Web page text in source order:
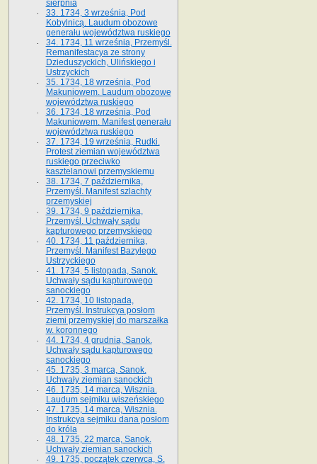
sierpnia
33. 1734, 3 września, Pod
Kobylnicą. Laudum obozowe
generału województwa ruskiego
34. 1734, 11 września, Przemyśl.
Remanifestacya ze strony
Dzieduszyckich, Ulińskiego i
Ustrzyckich
35. 1734, 18 września, Pod
Makuniowem. Laudum obozowe
województwa ruskiego
36. 1734, 18 września, Pod
Makuniowem. Manifest generału
województwa ruskiego
37. 1734, 19 września, Rudki.
Protest ziemian województwa
ruskiego przeciwko
kasztelanowi przemyskiemu
38. 1734, 7 października,
Przemyśl. Manifest szlachty
przemyskiej
39. 1734, 9 października,
Przemyśl. Uchwały sądu
kapturowego przemyskiego
40. 1734, 11 października,
Przemyśl. Manifest Bazylego
Ustrzyckiego
41. 1734, 5 listopada, Sanok.
Uchwały sądu kapturowego
sanockiego
42. 1734, 10 listopada,
Przemyśl. Instrukcya posłom
ziemi przemyskiej do marszałka
w. koronnego
44. 1734, 4 grudnia, Sanok.
Uchwały sądu kapturowego
sanockiego
45. 1735, 3 marca, Sanok.
Uchwały ziemian sanockich
46. 1735, 14 marca, Wisznia.
Laudum sejmiku wiszeńskiego
47. 1735, 14 marca, Wisznia.
Instrukcya sejmiku dana posłom
do króla
48. 1735, 22 marca, Sanok.
Uchwały ziemian sanockich
49. 1735, początek czerwca, S.